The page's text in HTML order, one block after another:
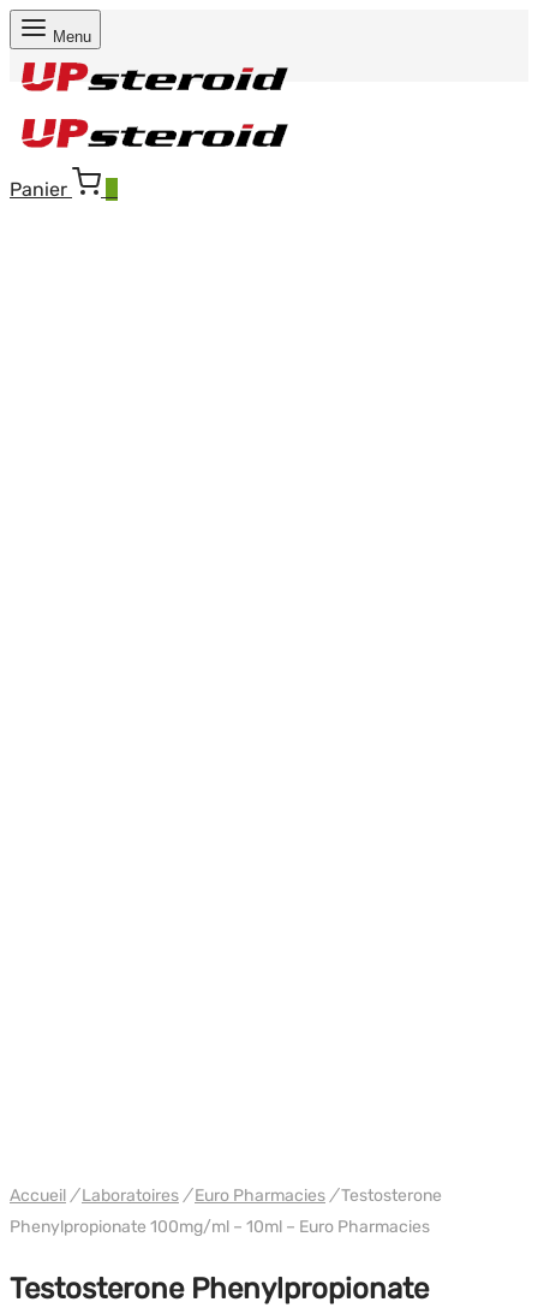
Menu
Panier
Accueil / Laboratoires / Euro Pharmacies /Testosterone
Phenylpropionate 100mg/ml – 10ml – Euro Pharmacies
Testosterone Phenylpropionate